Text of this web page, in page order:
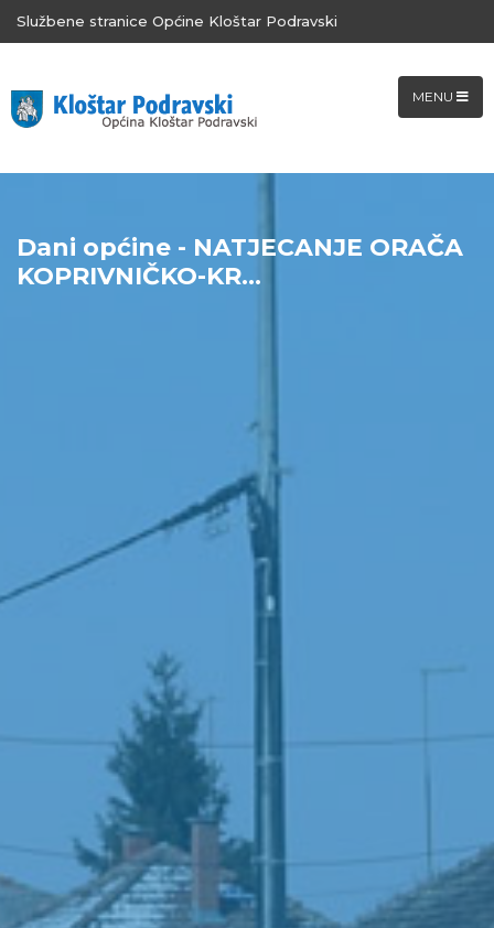
Službene stranice Općine Kloštar Podravski
MENU
Dani općine - NATJECANJE ORAČA
KOPRIVNIČKO-KR...